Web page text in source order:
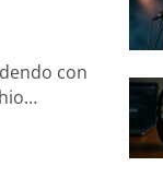
con